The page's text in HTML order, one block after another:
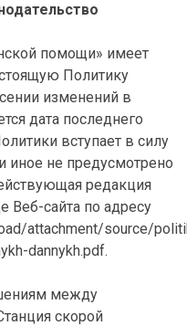
помощи» имеет
Политику
изменений в
дата последнего
вступает в силу
иное не предусмотрено
редакция
Веб-сайта по адресу
attachment/source/
dannykh.pdf.
между
скорой